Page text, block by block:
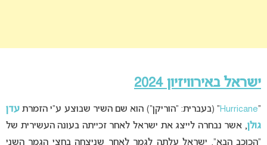
ישראל באירוויזיון 2024
Hurricane” (בעברית: “הוריקן”) הוא שם השיר שבוצע ע”י הזמרת עדן
גולן, אשר נבחרה לייצג את ישראל לאחר זכייתה בעונה העשירית של
“הכוכב הבא”. ישראל עלתה לגמר לאחר שניצחה בחצי הגמר השני